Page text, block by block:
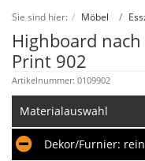
Sie sind hier: Möbel
Highboard
Print 902
Artikelnummer: 0109902
Materialauswahl
Dekor/Furnier: